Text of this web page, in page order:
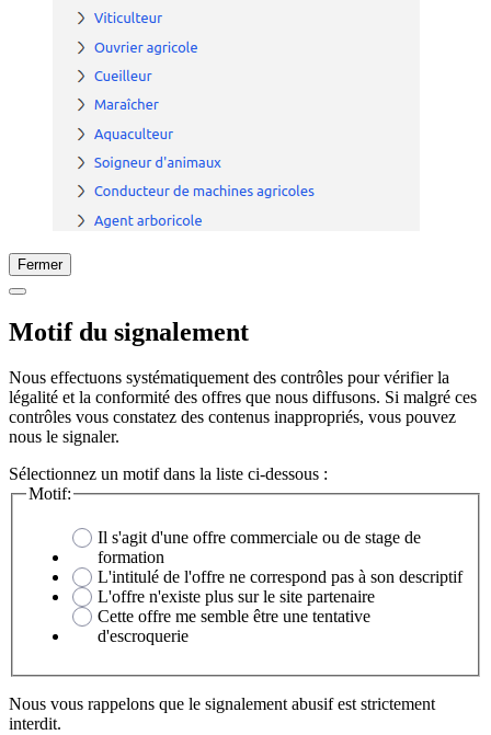
Fermer
Motif du signalement
Nous effectuons systématiquement des contrôles pour vérifier la
légalité et la conformité des offres que nous diffusons. Si malgré ces
contrôles vous constatez des contenus inappropriés, vous pouvez
nous le signaler.
Sélectionnez un motif dans la liste ci-dessous :
Motif:
Il s'agit d'une offre commerciale ou de stage de
formation
L'intitulé de l'offre ne correspond pas à son descriptif
L'offre n'existe plus sur le site partenaire
Cette offre me semble être une tentative
d'escroquerie
Nous vous rappelons que le signalement abusif est strictement
interdit.